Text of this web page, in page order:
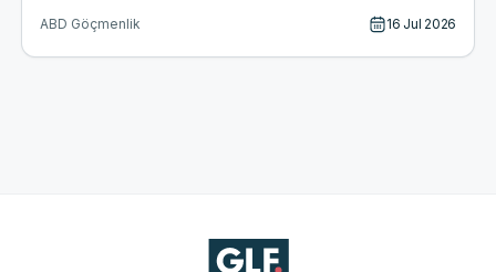
ABD Göçmenlik 16 Jul 2026